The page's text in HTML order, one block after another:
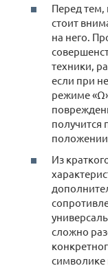
Перед тем,
стоит
на него.
техники,
если при
режиме
получится
положении
Из
сложно
символике